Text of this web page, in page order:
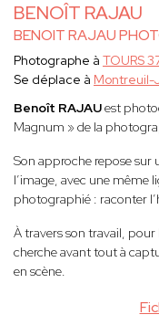
BENOÎT RAJAU
BENOIT RAJAU
Photographe à TOURS
Se déplace à
Benoît RAJAUest
Magnum » de la
Son approche repose sur
l’image, avec une même
photographié : raconter
À travers son travail, pour
cherche avant tout à
en scène.